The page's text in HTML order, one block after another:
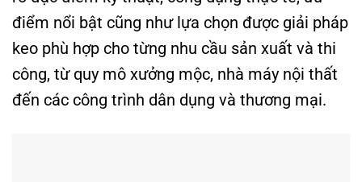
điểm nổi bật cũng như lựa chọn được giải pháp
keo phù hợp cho từng nhu cầu sản xuất và thi
công, từ quy mô xưởng mộc, nhà máy nội thất
đến các công trình dân dụng và thương mại.